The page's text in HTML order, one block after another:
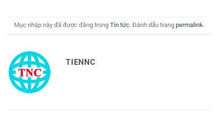
Mục nhập này đã được đăng trong Tin tức. Đánh dấu trang permalink.
TIENNC